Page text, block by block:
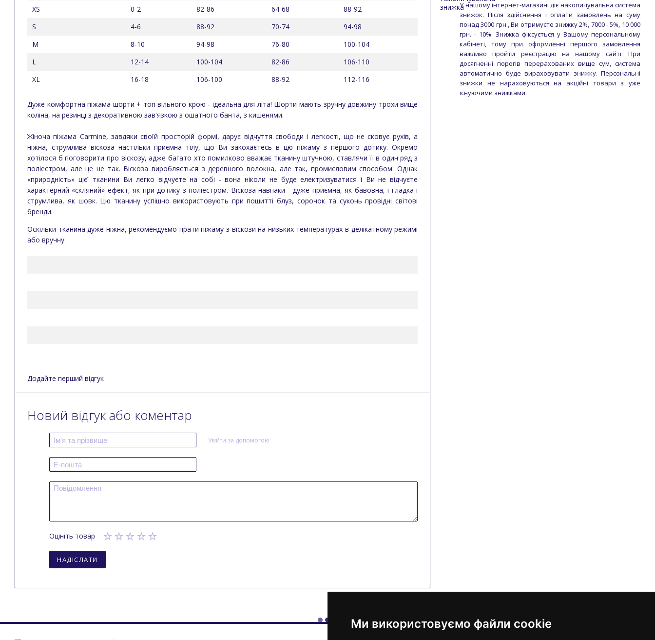
Ми використовуємо файли cookie
XS
0-2 82-86 64-68
88-92
S
4-6 88-92 70-74
94-98
M
8-10 94-98 76-80
100-104
L
12-14 100-104 82-86
106-110
XL
16-18 106-100 88-92 112-116
Дуже комфортна піжама шорти + топ вільного крою - ідеальна для літа! Шорти мають зручну довжину трохи вище
коліна, на резинці з декоративною зав'язкою з ошатного банта, з кишенями.
Жіноча піжама Carmine, завдяки своїй просторій формі, дарує відчуття свободи і легкості, що не сковує рухів, а
ніжна, струмлива віскоза настільки приємна тілу, що Ви закохаєтесь в цю піжаму з першого дотику. Окремо
хотілося б поговорити про віскозу, адже багато хто помилково вважає тканину штучною, ставлячи її в один ряд з
поліестром, але це не так. Віскоза виробляється з деревного волокна, але так, промисловим способом. Однак
«природність» цієї тканини Ви легко відчуєте на собі - вона ніколи не буде електризуватися і Ви не відчуєте
характерний «скляний» ефект, як при дотику з поліестром. Віскоза навпаки - дуже приємна, як бавовна, і гладка і
струмлива, як шовк. Цю тканину успішно використовують при пошитті блуз, сорочок та суконь провідні світові
бренди.
Оскільки тканина дуже ніжна, рекомендуємо прати піжаму з віскози на низьких температурах в делікатному режимі
або вручну.
Додайте перший відгук
Новий відгук або коментар
Увійти за допомогою
Оцініть товар
НАДІСЛАТИ
У нашому інтернет-магазині діє накопичувальна система
знижок. Після здійснення і оплати замовлень на суму
понад 3000 грн., Ви отримуєте знижку 2%, 7000 - 5%, 10 000
грн. - 10%. Знижка фіксується у Вашому персональному
кабінеті, тому при оформленні першого замовлення
важливо пройти реєстрацію на нашому сайті. При
досягненні порогів перерахованих вище сум, система
автоматично буде вираховувати знижку. Персональні
знижки не нараховуються на акційні товари з уже
існуючими знижками.